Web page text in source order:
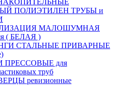
НАКОПИТЕЛЬНЫЕ
ПОЛИЭТИЛЕН ТРУБЫ и
МАЛОШУМНАЯ
( БЕЛАЯ )
СТАЛЬНЫЕ ПРИВАРНЫЕ
ПРЕССОВЫЕ для
труб
ревизионные